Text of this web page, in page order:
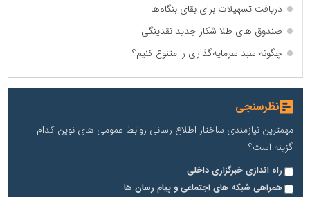
دریافت تسهیلات برای بقای بنگاه‌ها
صندوق های طلا شکار جدید نقدینگی
چگونه سبد سرمایه‌گذاری را متنوع کنیم؟
نظرسنجی
مهمترین نیازمندی ساختار اطلاع رسانی روابط عمومی های نوین کدام
گزینه است؟
راه اندازی خبرگزاری داخلی
همراهی شبکه های اجتماعی و پیام رسان ها